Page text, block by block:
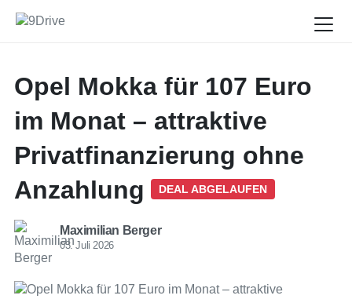
Opel Mokka für 107 Euro
im Monat – attraktive
Privatfinanzierung ohne
Anzahlung
DEAL ABGELAUFEN
Maximilian Berger
03. Juli 2026